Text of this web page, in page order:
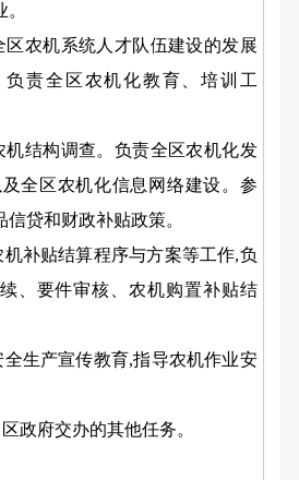
。
农机系统人才队伍建设的发展
责全区农机化教育、培训工
结构调查。负责全区农机化发
全区农机化信息网络建设。参
信贷和财政补贴政策。
贴结算程序与方案等工作,负
、要件审核、农机购置补贴结
产宣传教育,指导农机作业安
府交办的其他任务。